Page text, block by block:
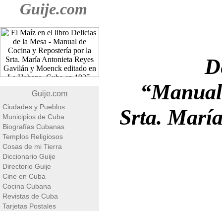
Guije.com
Guije.com
Ciudades y Pueblos
Municipios de Cuba
Biografías Cubanas
Templos Religiosos
Cosas de mi Tierra
Diccionario Guije
Directorio Guije
Cine en Cuba
Cocina Cubana
Revistas de Cuba
Tarjetas Postales
Srta.